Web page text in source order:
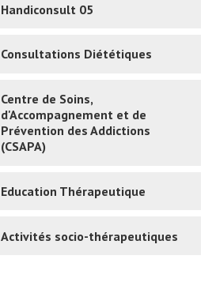
Handiconsult 05
Consultations Diététiques
Centre de Soins,
d'Accompagnement et de
Prévention des Addictions
(CSAPA)
Education Thérapeutique
Activités socio-thérapeutiques